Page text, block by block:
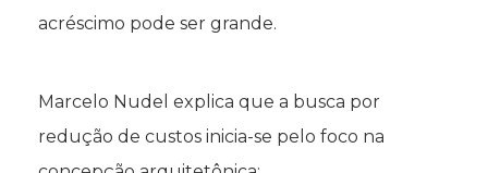
acréscimo pode ser grande.
Marcelo Nudel explica que a busca por
redução de custos inicia-se pelo foco na